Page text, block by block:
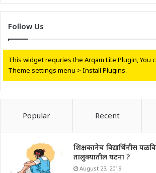
Follow Us
This widget requries the Arqam Lite Plugin, You
Theme settings menu > Install Plugins.
Popular Recent
शिक्षकानेच विद्यार्थिनीस
तालुक्यातील घटना ?
August 23, 2019